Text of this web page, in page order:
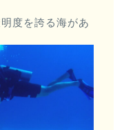
度を誇る海があ